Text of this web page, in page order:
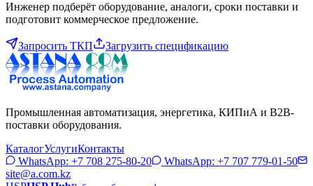
Инженер подберёт оборудование, аналоги, сроки поставки и
подготовит коммерческое предложение.
Запросить ТКП Загрузить спецификацию
Промышленная автоматизация, энергетика, КИПиА и B2B-
поставки оборудования.
КаталогУслугиКонтакты
WhatsApp: +7 708 275-80-20 WhatsApp: +7 707 779-01-50
site@a.com.kz